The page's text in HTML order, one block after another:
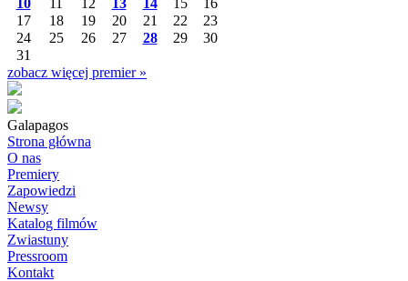
10
11 12 13 14 15
16
17
18 19 20 21 22
23
24
25 26 27 28 29
30
31
zobacz więcej premier »
Galapagos
Strona główna
O nas
Premiery
Zapowiedzi
Newsy
Katalog filmów
Zwiastuny
Pressroom
Kontakt